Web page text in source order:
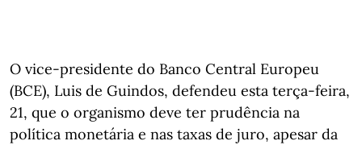
O vice-presidente do Banco Central Europeu
(BCE), Luis de Guindos, defendeu esta terça-feira,
21, que o organismo deve ter prudência na
política monetária e nas taxas de juro, apesar da